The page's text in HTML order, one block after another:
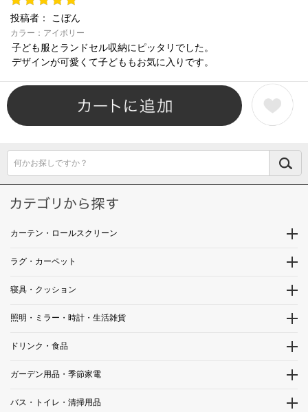
投稿者： こぼん
カラー：アイボリー
子ども服とランドセル収納にピッタリでした。
デザインが可愛くて子どももお気に入りです。
何かお探しですか？
カーテン・ロールスクリーン
ラグ・カーペット
寝具・クッション
照明・ミラー・時計・生活雑貨
ドリンク・食品
ガーデン用品・季節家電
バス・トイレ・清掃用品